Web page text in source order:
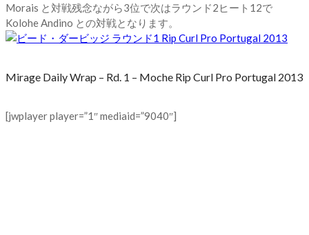
Morais と対戦残念ながら3位で次はラウンド2ヒート12で
Kolohe Andino との対戦となります。
Mirage Daily Wrap – Rd. 1 – Moche Rip Curl Pro Portugal 2013
[jwplayer player=”1″ mediaid=”9040″]